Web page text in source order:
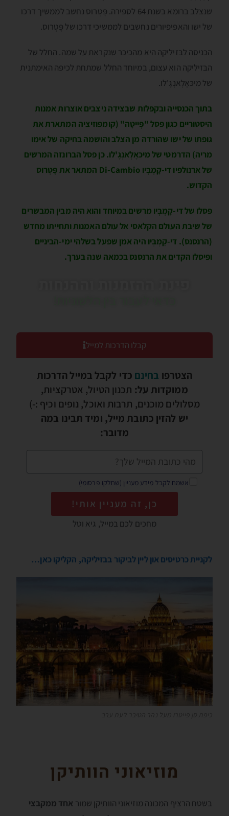
שנצלב ברומא בשנת 64 לספירה. פֶּטְרוס נחשב לממשיך דרכו
של ישו והאפיפיורים נחשבים לממשיכי דרכו של פֶּטְרוס.
הכניסה לבּזיליקה היא מהכיכר שנקראת על שמה. החלל של
הבּזיליקה הוא עצום, במיוחד החלל שמתחת לכיפה האימתנית
של מיכּאֶלְאנְגֶ'לו.
בתוך הכנסייה ובקפּלות שבצידה ניצבים אוצרות אמנות
היסטוריים כגון פסל "פְּייטָה" (קומפוזיציה המתארת את
גופתו של ישו שהורדה מן הצלב והושמה בחיקה של אימו
מריה) הדרמטי של מיכּאֶלְאנְגֶ'לו. כן פסל הברונזה המרשים
של ארנולפיו די-קָמְבְּיו Di-Cambio המתאר את פֶּטְרוס
הקדוש.
פסלו של די-קָמְבְּיו מרשים במיוחד והוא היה מבין המבשרים
של שיבת העולם הקלאסי אל עולם האמנות ותחייתו מחדש
(הרנסנס). די-קָמְבְּיו היה אמן שפעל בשלהי ימי-הביניים
ופיסלו הקדים את הרנסנס בכמאה שנה בערך.
קבלו הדרכות למייל
הצטרפו בחינם כדי לקבל במייל הדרכות
ממוקדות על: תכנון הטיול, אטרקציות,
מסלולים מוכנים, תרבות ואוכל, נופים וכיף :-)
יש להזין כתובת מייל, ומיד תבינו במה
מדובר:
אשמח לקבל מידע מעניין (שחלקו פרסומי)
כן, זה מעניין אותי!
מחכים לכם במייל, גיא וטל
לקניית כרטיסים און ליין לביקור בבזיליקה, הקליקו כאן…
מוזיאוני הוותיקן
בשטח הרציף המכונה מוזיאוני הוותיקן שמור אחד ממקבצי